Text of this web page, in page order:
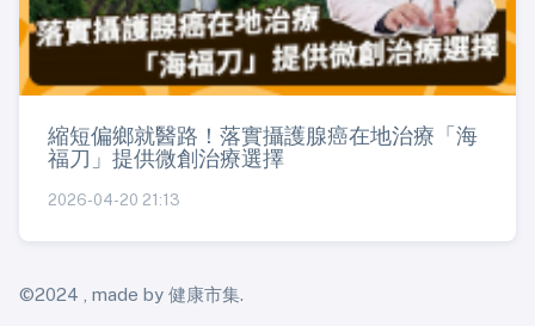
縮短偏鄉就醫路！落實攝護腺癌在地治療「海
福刀」提供微創治療選擇
2026-04-20 21:13
©2024 , made by 健康市集.